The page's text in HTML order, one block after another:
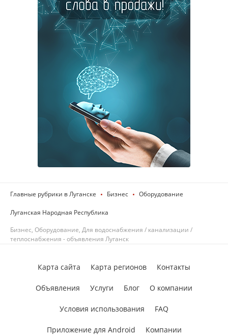
Главные рубрики в Луганске Бизнес Оборудование
Луганская Народная Республика
Бизнес, Оборудование, Для водоснабжения / канализации /
теплоснабжения - объявления Луганск
Карта сайта Карта регионов Контакты
Объявления Услуги Блог О компании
Условия использования FAQ
Приложение для Android Компании